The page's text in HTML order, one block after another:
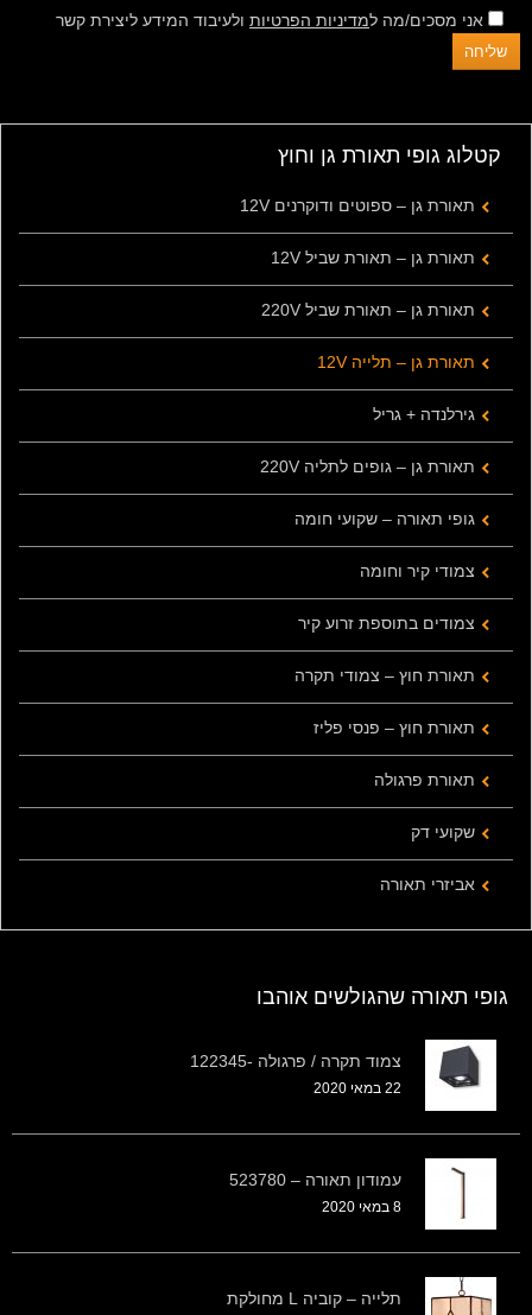
אני מסכים/מה למדיניות הפרטיות ולעיבוד המידע ליצירת קשר
קטלוג גופי תאורת גן וחוץ
תאורת גן – ספוטים ודוקרנים 12V
תאורת גן – תאורת שביל 12V
תאורת גן – תאורת שביל 220V
תאורת גן – תלייה 12V
גירלנדה + גריל
תאורת גן – גופים לתליה 220V
גופי תאורה – שקועי חומה
צמודי קיר וחומה
צמודים בתוספת זרוע קיר
תאורת חוץ – צמודי תקרה
תאורת חוץ – פנסי פליז
תאורת פרגולה
שקועי דק
אביזרי תאורה
גופי תאורה שהגולשים אוהבו
צמוד תקרה / פרגולה -122345
22 במאי 2020
עמודון תאורה – 523780
8 במאי 2020
תלייה – קוביה L מחולקת